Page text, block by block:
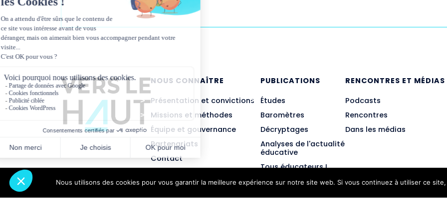
NOUS CONNAÎTRE
Présentation et convictions
Missions et méthodes
Équipe et gouvernance
Partenariats
Contact
PUBLICATIONS
Études
Baromètres
Décryptages
Analyses de l'actualité
éducative
Tous éducateurs !
RENCONTRES ET MÉDIAS
Podcasts
Rencontres
Dans les médias
Nous utilisons des cookies pour vous garantir la meilleure expérience sur notre site web. Si vous continuez à utiliser ce